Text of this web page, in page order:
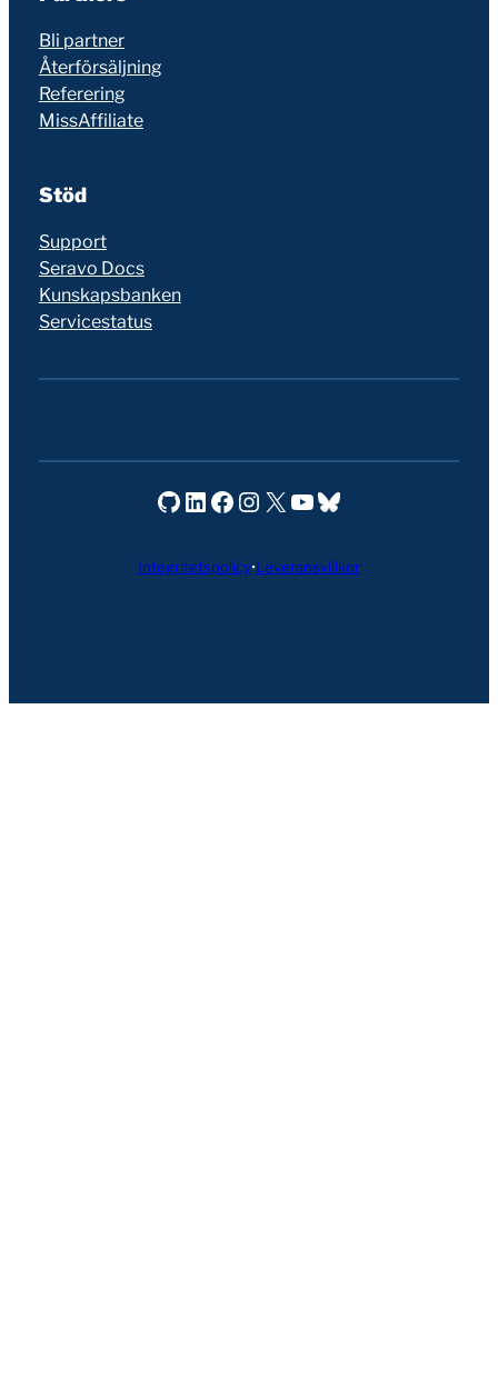
Bli partner
Återförsäljning
Referering
MissAffiliate
Stöd
Support
Seravo Docs
Kunskapsbanken
Servicestatus
Seravo på GitHub
Seravo på LinkedIn
Seravo på Facebook
Seravo på Instagram
Seravo på X Seravo på YouTube
Bluesky
Integritetspolicy•Leveransvillkor